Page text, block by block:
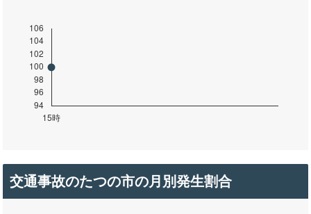
交通事故のたつの市の月別発生割合